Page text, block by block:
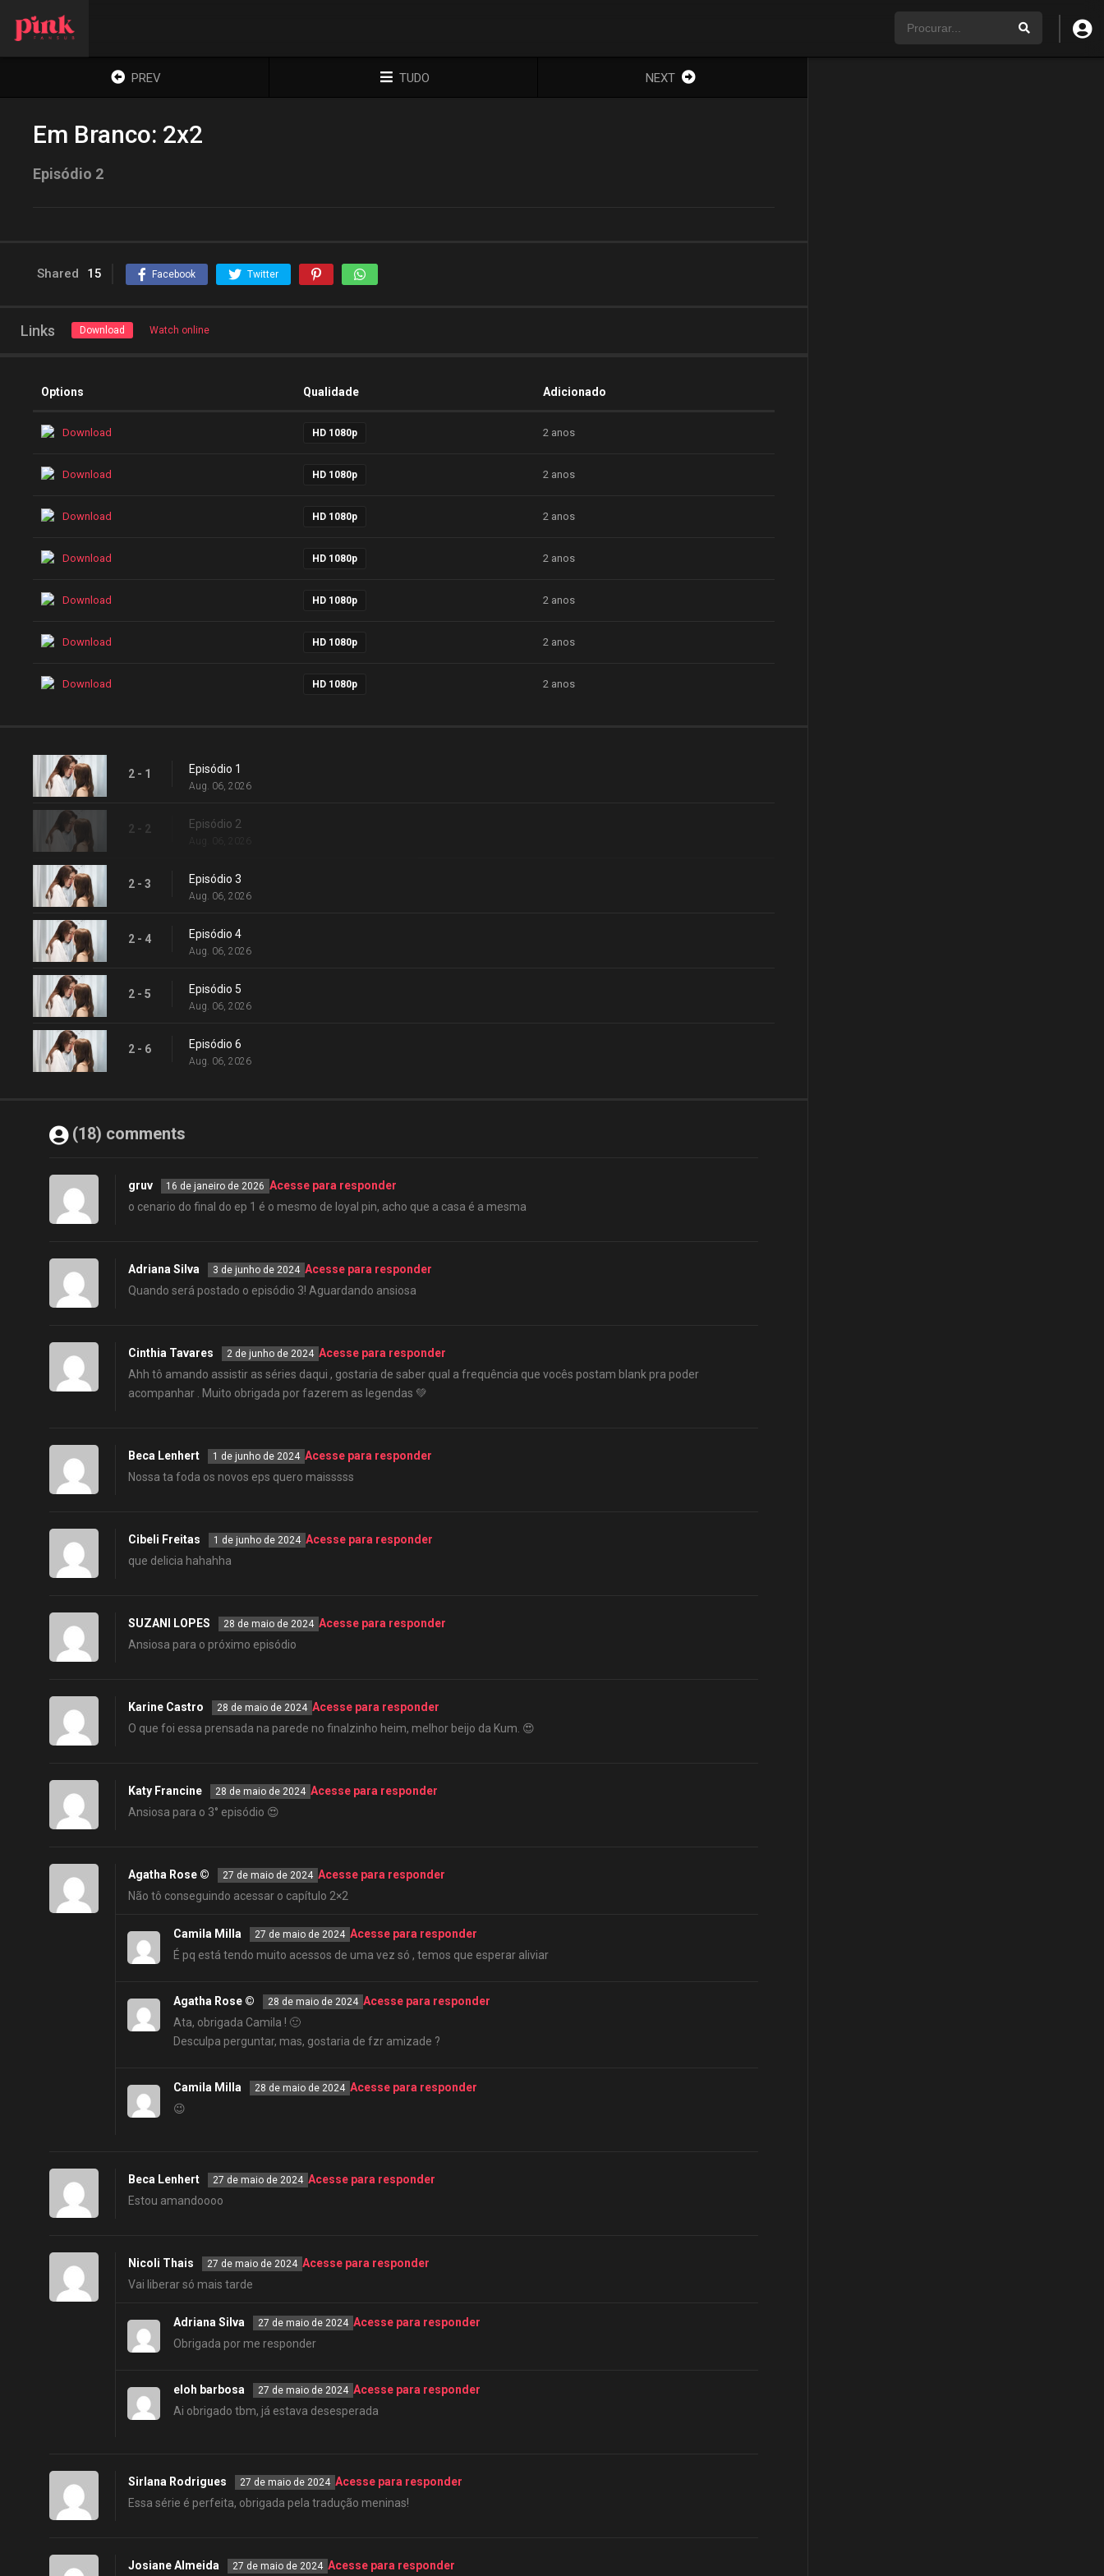
PREV TUDO NEXT
Em Branco: 2x2
Episódio 2
Shared 15 Facebook Twitter
Links Download Watch online
Options Qualidade Adicionado
Download HD 1080p 2 anos
Download HD 1080p 2 anos
Download HD 1080p 2 anos
Download HD 1080p 2 anos
Download HD 1080p 2 anos
Download HD 1080p 2 anos
Download HD 1080p 2 anos
2 - 1 Episódio 1
Aug. 06, 2026
2 - 2 Episódio 2
2 - 3 Episódio 3
Aug. 06, 2026
2 - 4 Episódio 4
Aug. 06, 2026
2 - 5 Episódio 5
Aug. 06, 2026
2 - 6 Episódio 6
Aug. 06, 2026
(18) comments
gruv 16 de janeiro de 2026 Acesse para responder
o cenario do final do ep 1 é o mesmo de loyal pin, acho que a casa é a mesma
Adriana Silva 3 de junho de 2024 Acesse para responder
Quando será postado o episódio 3! Aguardando ansiosa
Cinthia Tavares 2 de junho de 2024 Acesse para responder
Ahh tô amando assistir as séries daqui , gostaria de saber qual a frequência que vocês postam blank pra poder
acompanhar . Muito obrigada por fazerem as legendas 💚
Beca Lenhert 1 de junho de 2024 Acesse para responder
Nossa ta foda os novos eps quero maisssss
Cibeli Freitas 1 de junho de 2024 Acesse para responder
que delicia hahahha
SUZANI LOPES 28 de maio de 2024 Acesse para responder
Ansiosa para o próximo episódio
Karine Castro 28 de maio de 2024 Acesse para responder
O que foi essa prensada na parede no finalzinho heim, melhor beijo da Kum. 😍
Katy Francine 28 de maio de 2024 Acesse para responder
Ansiosa para o 3° episódio 😍
Agatha Rose © 27 de maio de 2024 Acesse para responder
Não tô conseguindo acessar o capítulo 2×2
Camila Milla 27 de maio de 2024 Acesse para responder
É pq está tendo muito acessos de uma vez só , temos que esperar aliviar
Agatha Rose © 28 de maio de 2024 Acesse para responder
Ata, obrigada Camila ! 🙂
Desculpa perguntar, mas, gostaria de fzr amizade ?
Camila Milla 28 de maio de 2024 Acesse para responder
😉
Beca Lenhert 27 de maio de 2024 Acesse para responder
Estou amandoooo
Nicoli Thais 27 de maio de 2024 Acesse para responder
Vai liberar só mais tarde
Adriana Silva 27 de maio de 2024 Acesse para responder
Obrigada por me responder
eloh barbosa 27 de maio de 2024 Acesse para responder
Ai obrigado tbm, já estava desesperada
Sirlana Rodrigues 27 de maio de 2024 Acesse para responder
Essa série é perfeita, obrigada pela tradução meninas!
Josiane Almeida 27 de maio de 2024 Acesse para responder